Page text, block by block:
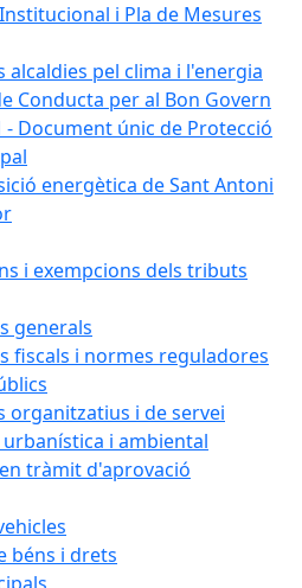
i Pla de Mesures
alcaldies pel clima i l'energia
Conducta per al Bon Govern
- Document únic de Protecció
energètica de Sant Antoni
i exempcions dels tributs
generals
fiscals i normes reguladores
organitzatius i de servei
i ambiental
tràmit d'aprovació
béns i drets